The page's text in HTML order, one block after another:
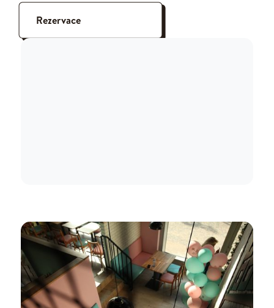
Rezervace